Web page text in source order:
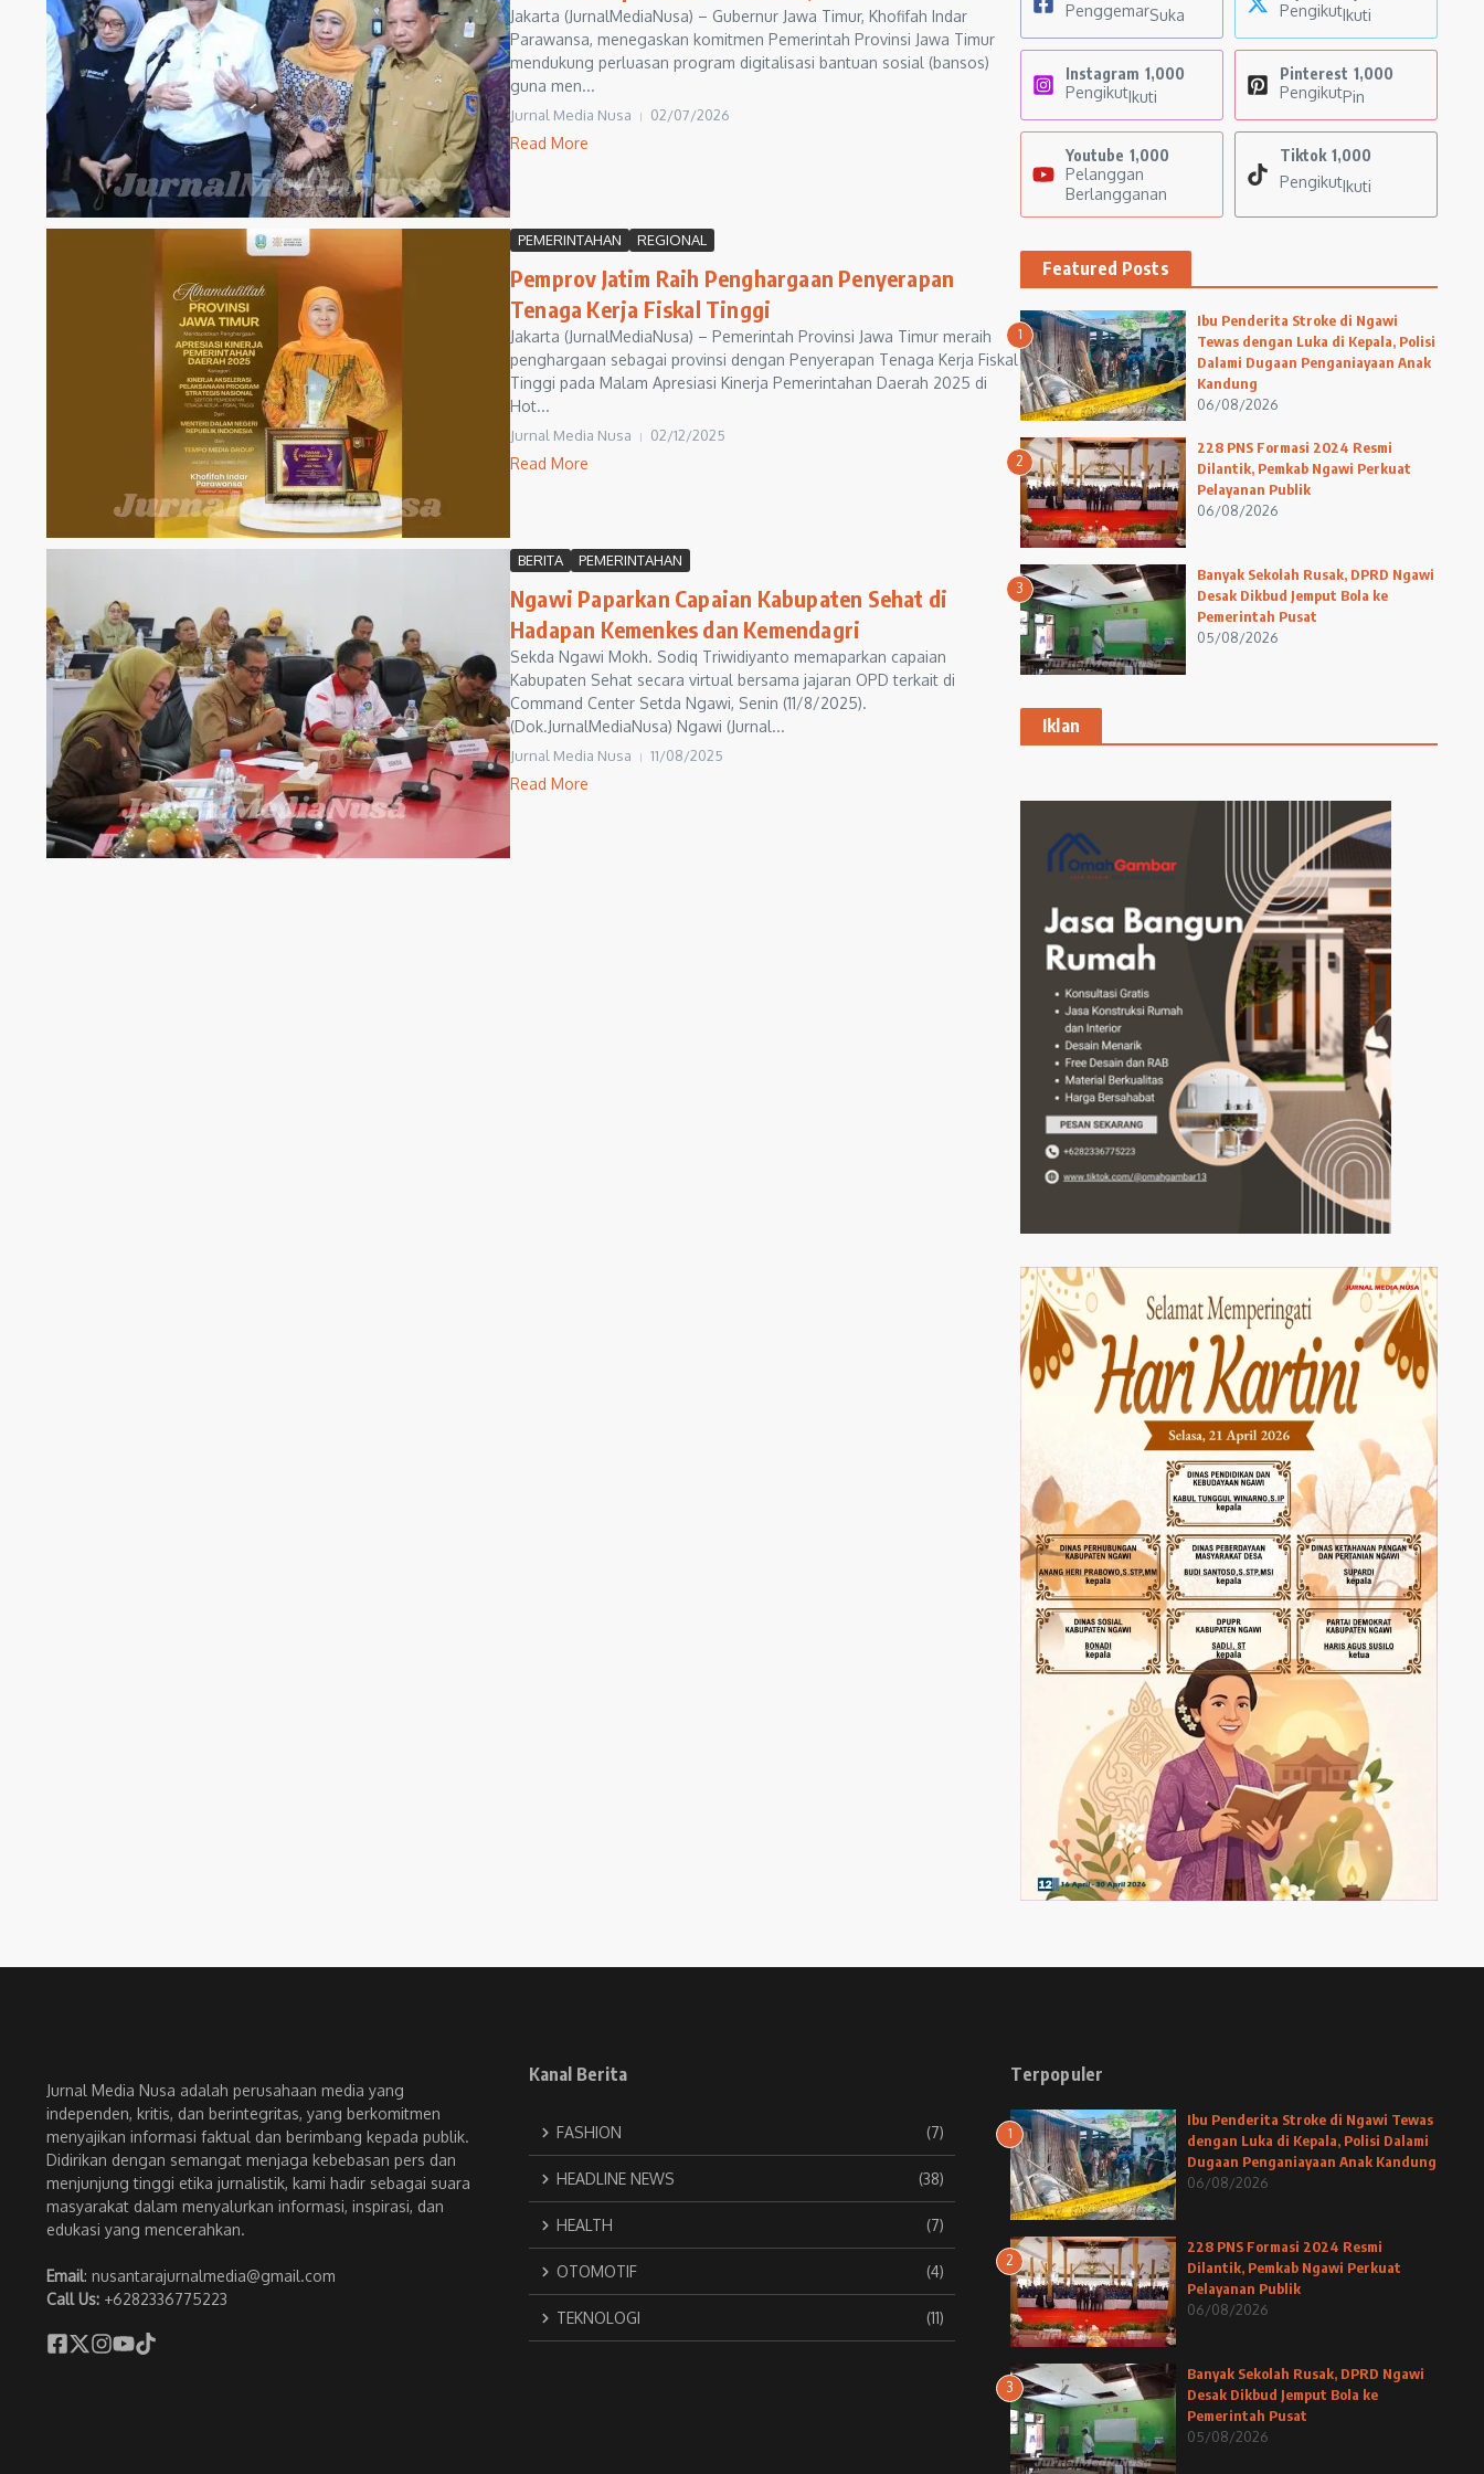
Jakarta (JurnalMediaNusa) – Gubernur Jawa Timur, Khofifah Indar
Parawansa, menegaskan komitmen Pemerintah Provinsi Jawa Timur
mendukung perluasan program digitalisasi bantuan sosial (bansos)
guna men...
Jurnal Media Nusa 02/07/2026
Read More
PEMERINTAHAN REGIONAL
Pemprov Jatim Raih Penghargaan Penyerapan
Tenaga Kerja Fiskal Tinggi
Jakarta (JurnalMediaNusa) – Pemerintah Provinsi Jawa Timur meraih
penghargaan sebagai provinsi dengan Penyerapan Tenaga Kerja Fiskal
Tinggi pada Malam Apresiasi Kinerja Pemerintahan Daerah 2025 di
Hot...
Jurnal Media Nusa 02/12/2025
Read More
BERITA PEMERINTAHAN
Ngawi Paparkan Capaian Kabupaten Sehat di
Hadapan Kemenkes dan Kemendagri
Sekda Ngawi Mokh. Sodiq Triwidiyanto memaparkan capaian
Kabupaten Sehat secara virtual bersama jajaran OPD terkait di
Command Center Setda Ngawi, Senin (11/8/2025).
(Dok.JurnalMediaNusa) Ngawi (Jurnal...
Jurnal Media Nusa 11/08/2025
Read More
PenggemarSuka
PengikutIkuti
Instagram 1,000
PengikutIkuti
Pinterest 1,000
PengikutPin
Youtube 1,000
Pelanggan
Berlangganan
Tiktok 1,000
PengikutIkuti
Featured Posts
1
Ibu Penderita Stroke di Ngawi
Tewas dengan Luka di Kepala, Polisi
Dalami Dugaan Penganiayaan Anak
Kandung
06/08/2026
2
228 PNS Formasi 2024 Resmi
Dilantik, Pemkab Ngawi Perkuat
Pelayanan Publik
06/08/2026
3
Banyak Sekolah Rusak, DPRD Ngawi
Desak Dikbud Jemput Bola ke
Pemerintah Pusat
05/08/2026
Iklan
Jurnal Media Nusa adalah perusahaan media yang
independen, kritis, dan berintegritas, yang berkomitmen
menyajikan informasi faktual dan berimbang kepada publik.
Didirikan dengan semangat menjaga kebebasan pers dan
menjunjung tinggi etika jurnalistik, kami hadir sebagai suara
masyarakat dalam menyalurkan informasi, inspirasi, dan
edukasi yang mencerahkan.
Email: nusantarajurnalmedia@gmail.com
Call Us: +6282336775223
Kanal Berita
FASHION (7)
HEADLINE NEWS (38)
HEALTH (7)
OTOMOTIF (4)
TEKNOLOGI (11)
Terpopuler
1
Ibu Penderita Stroke di Ngawi Tewas
dengan Luka di Kepala, Polisi Dalami
Dugaan Penganiayaan Anak Kandung
06/08/2026
2
228 PNS Formasi 2024 Resmi
Dilantik, Pemkab Ngawi Perkuat
Pelayanan Publik
06/08/2026
3
Banyak Sekolah Rusak, DPRD Ngawi
Desak Dikbud Jemput Bola ke
Pemerintah Pusat
05/08/2026